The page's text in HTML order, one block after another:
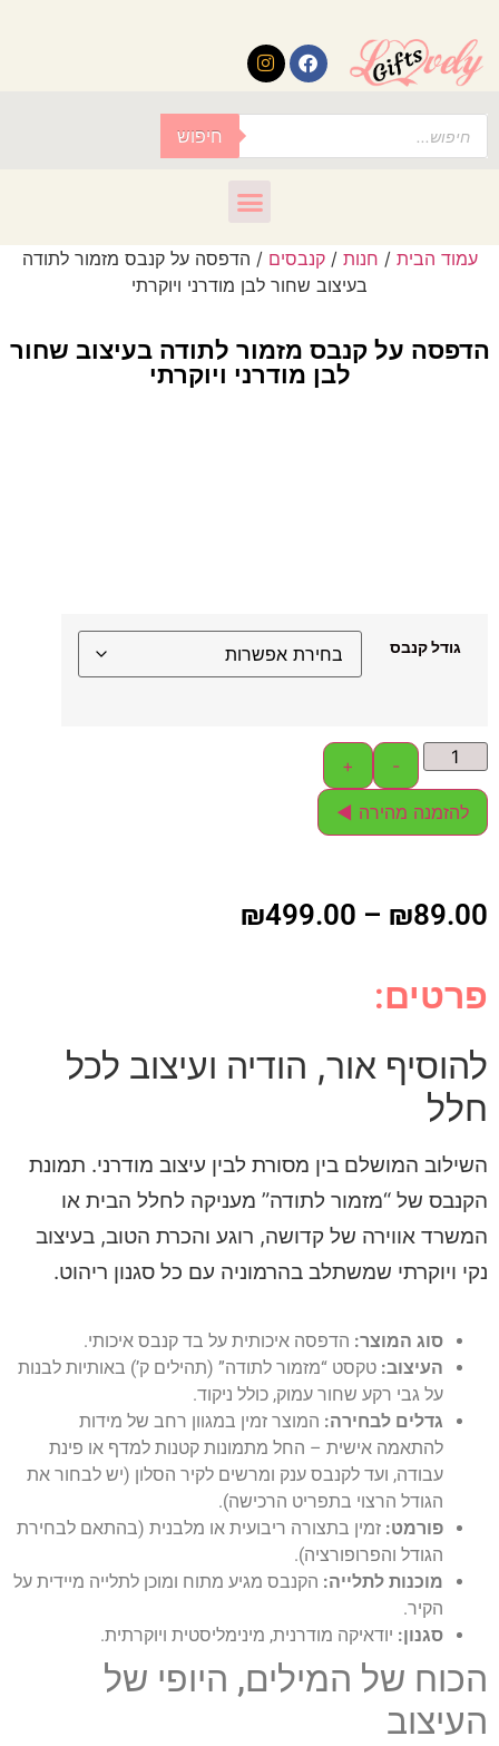
חיפוש
עמוד הבית / חנות /קנבסים / הדפסה על קנבס מזמור לתודה
בעיצוב שחור לבן מודרני ויוקרתי
הדפסה על קנבס מזמור לתודה בעיצוב שחור
לבן מודרני ויוקרתי
גודל קנבס
-
+
להזמנה מהירה ◄
₪89.00
–
₪499.00
פרטים:
להוסיף אור, הודיה ועיצוב לכל
חלל
השילוב המושלם בין מסורת לבין עיצוב מודרני. תמונת
הקנבס של “מזמור לתודה” מעניקה לחלל הבית או
המשרד אווירה של קדושה, רוגע והכרת הטוב, בעיצוב
נקי ויוקרתי שמשתלב בהרמוניה עם כל סגנון ריהוט.
סוג המוצר: הדפסה איכותית על בד קנבס איכותי.
העיצוב: טקסט “מזמור לתודה” (תהילים ק’) באותיות לבנות
על גבי רקע שחור עמוק, כולל ניקוד.
גדלים לבחירה: המוצר זמין במגוון רחב של מידות
להתאמה אישית – החל מתמונות קטנות למדף או פינת
עבודה, ועד לקנבס ענק ומרשים לקיר הסלון (יש לבחור את
הגודל הרצוי בתפריט הרכישה).
פורמט: זמין בתצורה ריבועית או מלבנית (בהתאם לבחירת
הגודל והפרופורציה).
מוכנות לתלייה: הקנבס מגיע מתוח ומוכן לתלייה מיידית על
הקיר.
סגנון: יודאיקה מודרנית, מינימליסטית ויוקרתית.
הכוח של המילים, היופי של
העיצוב